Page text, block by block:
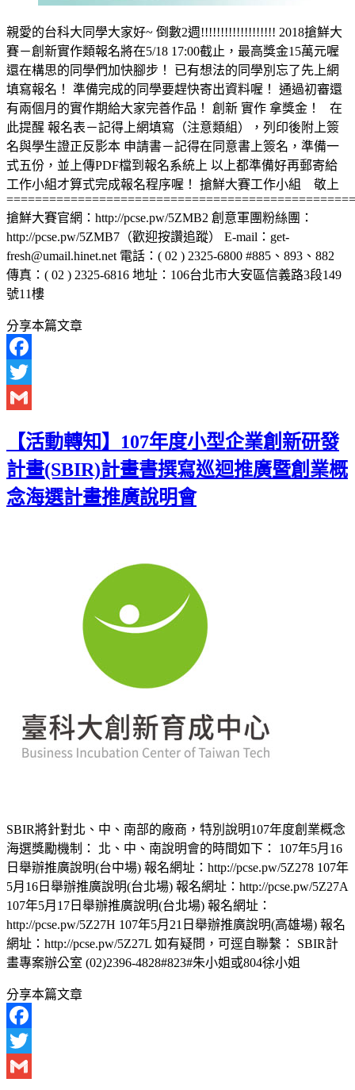
親愛的台科大同學大家好~ 倒數2週!!!!!!!!!!!!!!!!!!! 2018搶鮮大
賽－創新實作類報名將在5/18 17:00截止，最高獎金15萬元喔
還在構思的同學們加快腳步！ 已有想法的同學別忘了先上網
填寫報名！ 準備完成的同學要趕快寄出資料喔！ 通過初審還
有兩個月的實作期給大家完善作品！ 創新 實作 拿獎金！ 在
此提醒 報名表－記得上網填寫（注意類組），列印後附上簽
名與學生證正反影本 申請書－記得在同意書上簽名，準備一
式五份，並上傳PDF檔到報名系統上 以上都準備好再郵寄給
工作小組才算式完成報名程序喔！ 搶鮮大賽工作小組 敬上
搶鮮大賽官網：http://pcse.pw/5ZMB2 創意軍團粉絲團：
http://pcse.pw/5ZMB7（歡迎按讚追蹤） E-mail：get-
fresh@umail.hinet.net 電話：( 02 ) 2325-6800 #885、893、882
傳真：( 02 ) 2325-6816 地址：106台北市大安區信義路3段149
號11樓
分享本篇文章
Facebook
Twitter
【活動轉知】107年度小型企業創新研發
計畫(SBIR)計畫書撰寫巡迴推廣暨創業概
念海選計畫推廣說明會
SBIR將針對北、中、南部的廠商，特別說明107年度創業概念
海選獎勵機制： 北、中、南說明會的時間如下： 107年5月16
日舉辦推廣說明(台中場) 報名網址：http://pcse.pw/5Z278 107年
5月16日舉辦推廣說明(台北場) 報名網址：http://pcse.pw/5Z27A
107年5月17日舉辦推廣說明(台北場) 報名網址：
http://pcse.pw/5Z27H 107年5月21日舉辦推廣說明(高雄場) 報名
網址：http://pcse.pw/5Z27L 如有疑問，可逕自聯繫： SBIR計
畫專案辦公室 (02)2396-4828#823#朱小姐或804徐小姐
分享本篇文章
Facebook
Twitter